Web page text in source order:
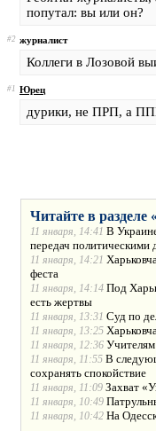
попутал: вы или он?
#2 журналист
Коллеги в Лозовой
#1 Юрец
дурики, не ПРП, а
Читайте в разделе
11 января, 14:41 В
передач политическими
11 января, 14:21
феста
11 января, 14:14 Под
есть жертвы
11 января, 13:31 Суд по
11 января, 13:25
11 января, 12:36
11 января, 11:55 В
сохранять спокойствие
11 января, 11:09 Захват
11 января, 10:49
11 января, 10:42 На